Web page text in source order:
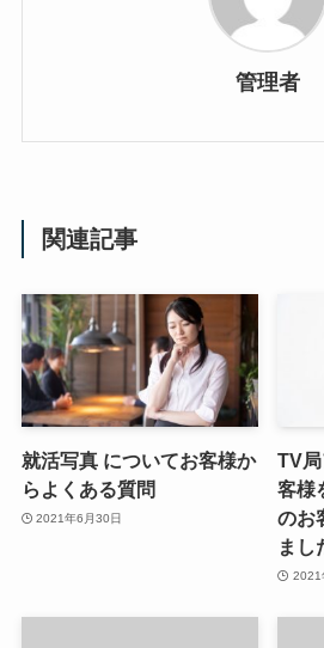
管理者
関連記事
就活写真 についてお客様か
らよくある質問
2021年6月30日
TV
客様
のお
まし
2021